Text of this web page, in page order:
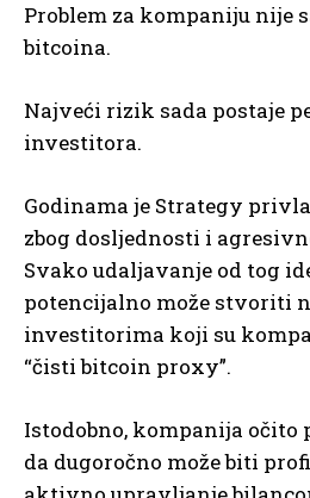
Problem za kompaniju nije
bitcoina.
Najveći rizik sada postaje
investitora.
Godinama je Strategy
zbog dosljednosti i
Svako udaljavanje od tog
potencijalno može stvoriti
investitorima koji su
“čisti bitcoin proxy”.
Istodobno, kompanija očito
da dugoročno može biti